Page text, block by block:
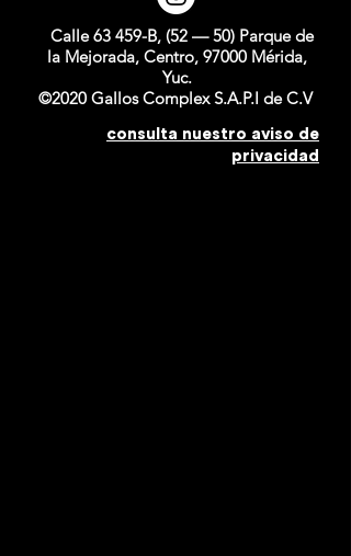
Calle 63 459-B, (52 — 50) Parque de
la Mejorada, Centro, 97000 Mérida,
Yuc.
©2020 Gallos Complex S.A.P.I de C.V
consulta nuestro aviso de
privacidad